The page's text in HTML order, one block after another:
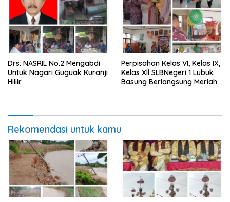
Drs. NASRIL No.2 Mengabdi
Untuk Nagari Guguak Kuranji
Hiliir
Perpisahan Kelas VI, Kelas IX,
Kelas Xll SLBNegeri 1 Lubuk
Basung Berlangsung Meriah
Rekomendasi untuk kamu